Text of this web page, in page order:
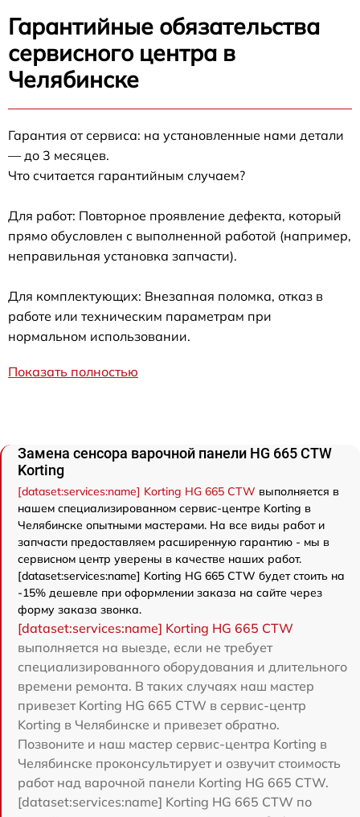
Гарантийные обязательства
сервисного центра в
Челябинске
Гарантия от сервиса: на установленные нами детали
— до 3 месяцев.
Что считается гарантийным случаем?
Для работ: Повторное проявление дефекта, который
прямо обусловлен с выполненной работой (например,
неправильная установка запчасти).
Для комплектующих: Внезапная поломка, отказ в
работе или техническим параметрам при
нормальном использовании.
Показать полностью
Замена сенсора варочной панели HG 665 CTW
Korting
[dataset:services:name] Korting HG 665 CTW выполняется в
нашем специализированном сервис-центре Korting в
Челябинске опытными мастерами. На все виды работ и
запчасти предоставляем расширенную гарантию - мы в
сервисном центр уверены в качестве наших работ.
[dataset:services:name] Korting HG 665 CTW будет стоить на
-15% дешевле при оформлении заказа на сайте через
форму заказа звонка.
[dataset:services:name] Korting HG 665 CTW
выполняется на выезде, если не требует
специализированного оборудования и длительного
времени ремонта. В таких случаях наш мастер
привезет Korting HG 665 CTW в сервис-центр
Korting в Челябинске и привезет обратно.
Позвоните и наш мастер сервис-центра Korting в
Челябинске проконсультирует и озвучит стоимость
работ над варочной панели Korting HG 665 CTW.
[dataset:services:name] Korting HG 665 CTW по